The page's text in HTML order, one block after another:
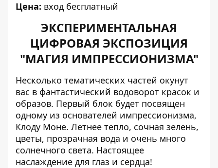
Цена: вход бесплатный
ЭКСПЕРИМЕНТАЛЬНАЯ
ЦИФРОВАЯ ЭКСПОЗИЦИЯ
"МАГИЯ ИМПРЕССИОНИЗМА"
Несколько тематических частей окунут
вас в фантастический водоворот красок и
образов. Первый блок будет посвящен
одному из основателей импрессионизма,
Клоду Моне. Летнее тепло, сочная зелень,
цветы, прозрачная вода и очень много
солнечного света. Настоящее
наслаждение для глаз и сердца!